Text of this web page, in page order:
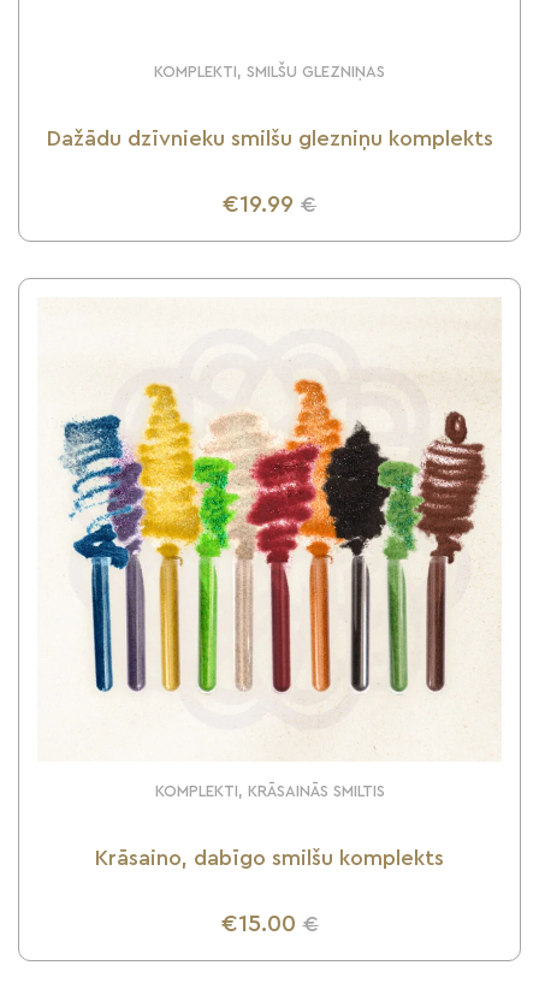
KOMPLEKTI, SMILŠU GLEZNIŅAS
Dažādu dzīvnieku smilšu glezniņu komplekts
€19.99 €
UZZINI VAIRĀK
KOMPLEKTI, KRĀSAINĀS SMILTIS
Krāsaino, dabīgo smilšu komplekts
€15.00 €
UZZINI VAIRĀK